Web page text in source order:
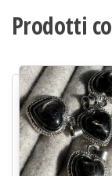
Prodotti